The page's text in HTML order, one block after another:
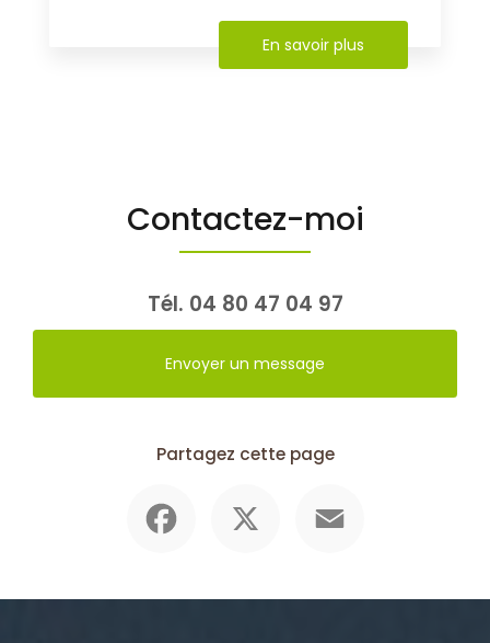
En savoir plus
Contactez-moi
Tél. 04 80 47 04 97
Envoyer un message
Partagez cette page